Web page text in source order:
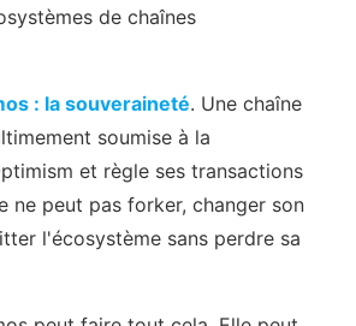
de chaînes
: la souveraineté. Une chaîne
soumise à la
et règle ses transactions
ne peut pas forker, changer son
l'écosystème sans perdre sa